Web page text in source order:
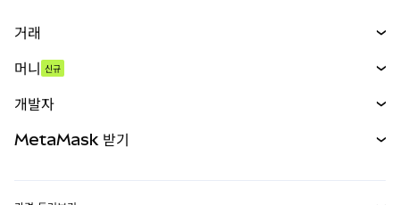
거래
무기한 선물
실물자산
머니 신규
개발자
MetaMask 받기